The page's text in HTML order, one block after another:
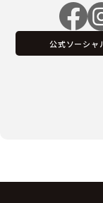
公式ソーシャ